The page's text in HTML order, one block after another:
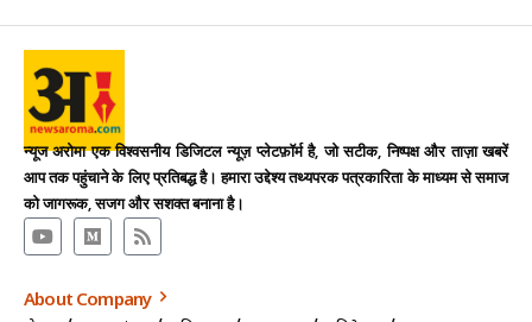
न्यूज अरोमा एक विश्वसनीय डिजिटल न्यूज़ प्लेटफ़ॉर्म है, जो सटीक, निष्पक्ष और ताज़ा खबरें
आप तक पहुंचाने के लिए प्रतिबद्ध है। हमारा उद्देश्य तथ्यपरक पत्रकारिता के माध्यम से समाज
को जागरूक, सजग और सशक्त बनाना है।
About Company